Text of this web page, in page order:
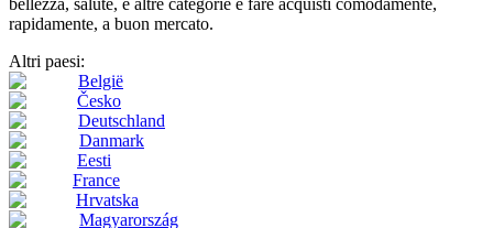
bellezza, salute, e altre categorie e fare acquisti comodamente,
rapidamente, a buon mercato.
Altri paesi:
België
Česko
Deutschland
Danmark
Eesti
France
Hrvatska
Magyarország